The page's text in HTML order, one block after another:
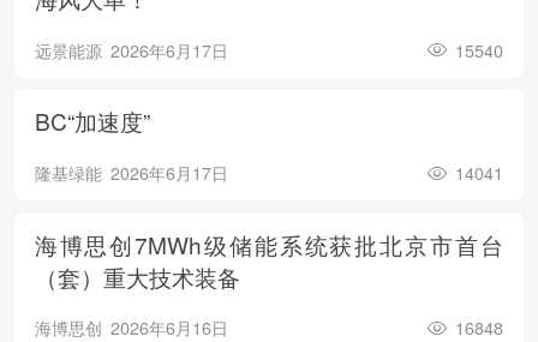
远景能源 2026年6月17日 15540
BC“加速度”
隆基绿能 2026年6月17日 14041
海博思创7MWh级储能系统获批北京市首台
（套）重大技术装备
海博思创 2026年6月16日 16848